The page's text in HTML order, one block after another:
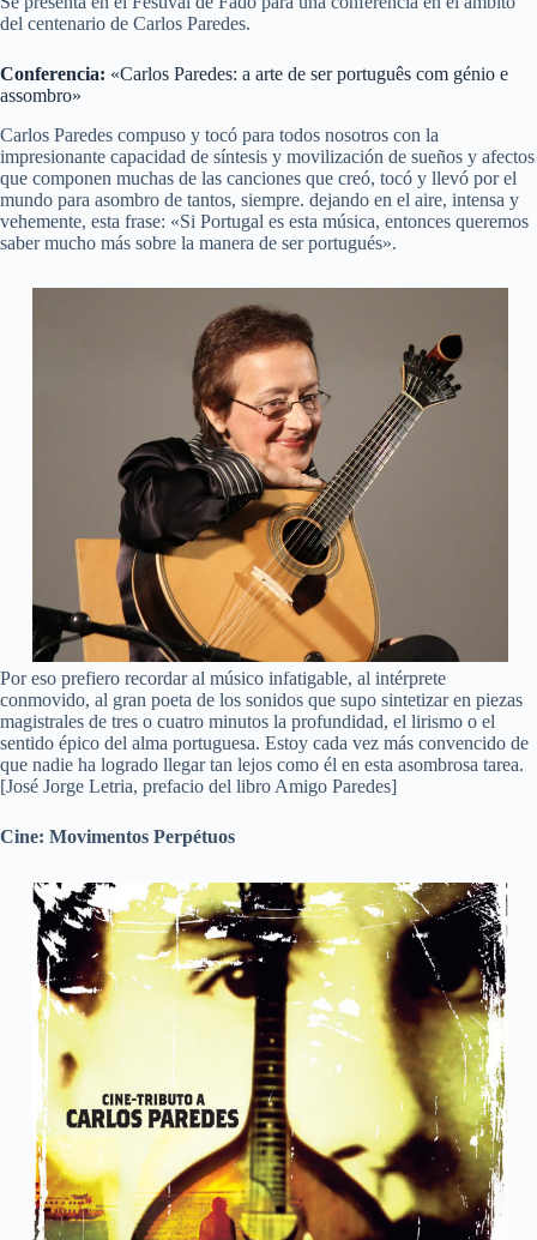
del centenario de Carlos Paredes.
Conferencia: «Carlos Paredes: a arte de ser português com génio e
assombro»
Carlos Paredes compuso y tocó para todos nosotros con la
impresionante capacidad de síntesis y movilización de sueños y afectos
que componen muchas de las canciones que creó, tocó y llevó por el
mundo para asombro de tantos, siempre. dejando en el aire, intensa y
vehemente, esta frase: «Si Portugal es esta música, entonces queremos
saber mucho más sobre la manera de ser portugués».
Por eso prefiero recordar al músico infatigable, al intérprete
conmovido, al gran poeta de los sonidos que supo sintetizar en piezas
magistrales de tres o cuatro minutos la profundidad, el lirismo o el
sentido épico del alma portuguesa. Estoy cada vez más convencido de
que nadie ha logrado llegar tan lejos como él en esta asombrosa tarea.
[José Jorge Letria, prefacio del libro Amigo Paredes]
Cine: Movimentos Perpétuos